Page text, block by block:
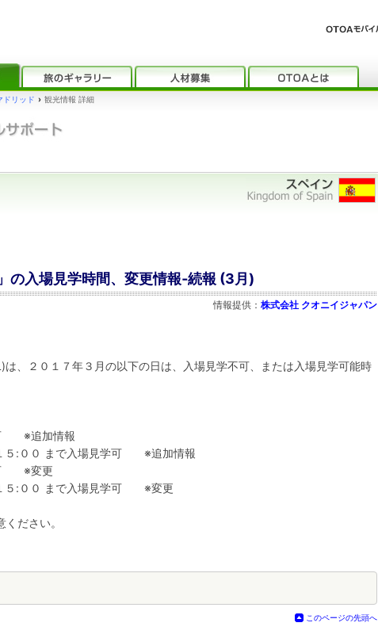
ドリッド › 観光情報 詳細
入場見学時間、変更情報‐続報 (3月)
情報提供： 株式会社 クオニイジャパン
、２０１７年３月の以下の日は、入場見学不可、または入場見学可能時
※追加情報
５:００ まで入場見学可 ※追加情報
可 ※変更
５:００ まで入場見学可 ※変更
ださい。
このページの先頭へ